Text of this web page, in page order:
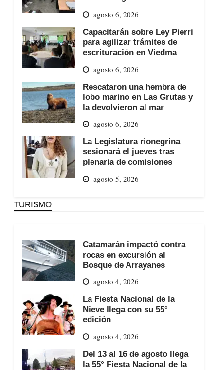
agosto 6, 2026
Capacitarán sobre Ley Pierri
para agilizar trámites de
escrituración en Viedma
agosto 6, 2026
Rescataron una hembra de
lobo marino en Las Grutas y
la devolvieron al mar
agosto 6, 2026
La Legislatura rionegrina
sesionará el jueves tras
plenaria de comisiones
agosto 5, 2026
TURISMO
Catamarán impactó contra
rocas en excursión al
Bosque de Arrayanes
agosto 4, 2026
La Fiesta Nacional de la
Nieve llega con su 55°
edición
agosto 4, 2026
Del 13 al 16 de agosto llega
la 55° Fiesta Nacional de la